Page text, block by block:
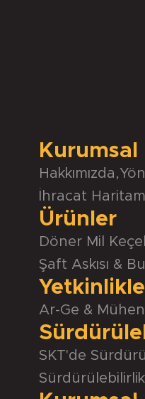
Kurumsal
Hakkımızda ,
İhracat
Ürünler
Döner Mil
Şaft Askısı &
Ar-Ge &
SKT'de